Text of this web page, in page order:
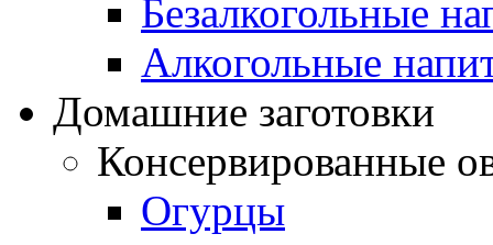
Безалкогольные
Алкогольные
Домашние заготовки
Консервированные
Огурцы